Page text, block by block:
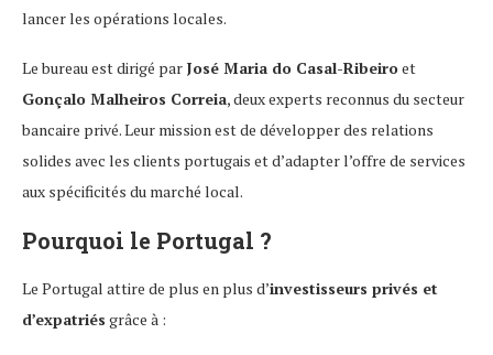
lancer les opérations locales.
Le bureau est dirigé par José Maria do Casal-Ribeiroet
Gonçalo Malheiros Correia, deux experts reconnus du secteur
bancaire privé. Leur mission est de développer des relations
solides avec les clients portugais et d’adapter l’offre de services
aux spécificités du marché local.
Pourquoi le Portugal ?
Le Portugal attire de plus en plus d’investisseurs privés et
d’expatriés grâce à :